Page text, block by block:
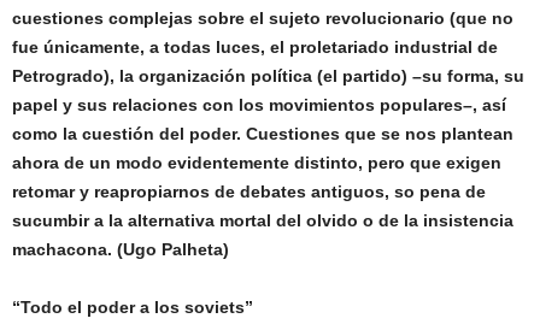
cuestiones complejas sobre el sujeto revolucionario (que no
fue únicamente, a todas luces, el proletariado industrial de
Petrogrado), la organización política (el partido) –su forma, su
papel y sus relaciones con los movimientos populares–, así
como la cuestión del poder. Cuestiones que se nos plantean
ahora de un modo evidentemente distinto, pero que exigen
retomar y reapropiarnos de debates antiguos, so pena de
sucumbir a la alternativa mortal del olvido o de la insistencia
machacona. (Ugo Palheta)
“Todo el poder a los soviets”